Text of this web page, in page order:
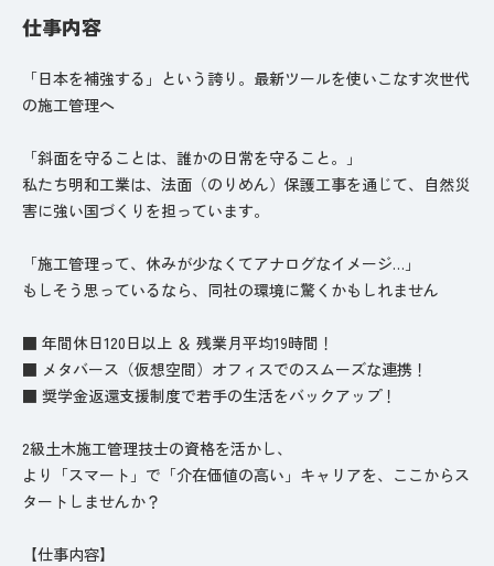
仕事内容
️「日本を補強する」という誇り。最新ツールを使いこなす次世代
の施工管理へ️
「斜面を守ることは、誰かの日常を守ること。」
私たち明和工業は、法面（のりめん）保護工事を通じて、自然災
害に強い国づくりを担っています。
「施工管理って、休みが少なくてアナログなイメージ…」
もしそう思っているなら、同社の環境に驚くかもしれません
■ 年間休日120日以上 ＆ 残業月平均19時間！
■ メタバース（仮想空間）オフィスでのスムーズな連携！
■ 奨学金返還支援制度で若手の生活をバックアップ！
2級土木施工管理技士の資格を活かし、
より「スマート」で「介在価値の高い」キャリアを、ここからス
タートしませんか？
【️仕事内容】